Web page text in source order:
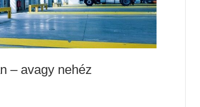
– avagy nehéz